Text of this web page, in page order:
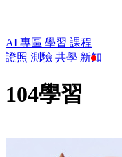
AI 專區 學習 課程
證照 測驗 共學 新知
104學習